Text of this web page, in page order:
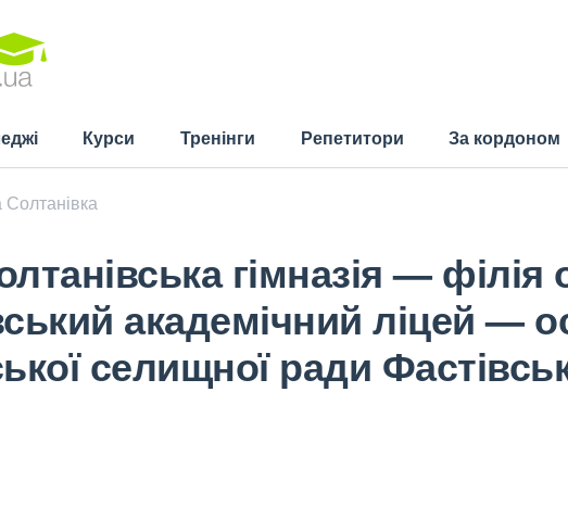
Курси Тренінги Репетитори За кордоном
гімназія —
академічний ліцей —
селищної ради